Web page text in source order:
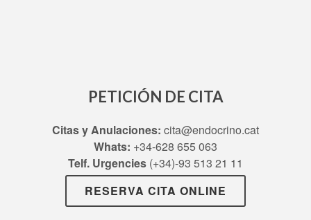
PETICIÓN DE CITA
Citas y Anulaciones: cita@endocrino.cat
Whats: +34-628 655 063
Telf. Urgencies (+34)-93 513 21 11
RESERVA CITA ONLINE